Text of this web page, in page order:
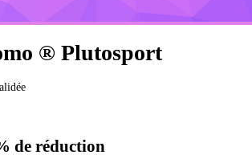
® Plutosport
de réduction